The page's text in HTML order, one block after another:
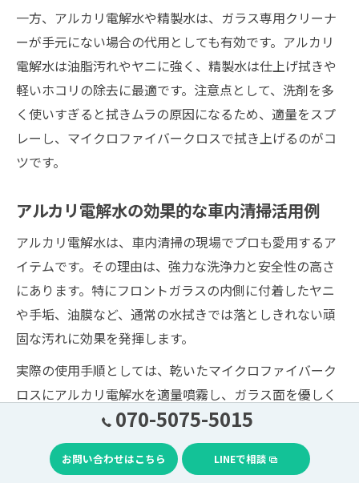
一方、アルカリ電解水や精製水は、ガラス専用クリーナ
ーが手元にない場合の代用としても有効です。アルカリ
電解水は油脂汚れやヤニに強く、精製水は仕上げ拭きや
軽いホコリの除去に最適です。注意点として、洗剤を多
く使いすぎると拭きムラの原因になるため、適量をスプ
レーし、マイクロファイバークロスで拭き上げるのがコ
ツです。
アルカリ電解水の効果的な車内清掃活用例
アルカリ電解水は、車内清掃の現場でプロも愛用するア
イテムです。その理由は、強力な洗浄力と安全性の高さ
にあります。特にフロントガラスの内側に付着したヤニ
や手垢、油膜など、通常の水拭きでは落としきれない頑
固な汚れに効果を発揮します。
実際の使用手順としては、乾いたマイクロファイバーク
ロスにアルカリ電解水を適量噴霧し、ガラス面を優しく
拭き上げます。拭き残しや洗剤の垂れが気になる場合
は、仕上げに乾いたクロスで再度拭き取ると、ムラなく
クリアな仕上がりになります。小さなお子様やペットが
070-5075-5015
お問い合わせはこちら LINEで相談